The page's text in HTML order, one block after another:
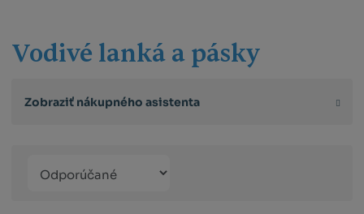
Vodivé lanká a pásky
Zobraziť nákupného asistenta
produktů